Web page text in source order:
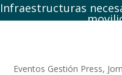
Infraestructuras
Eventos Gestión Press,